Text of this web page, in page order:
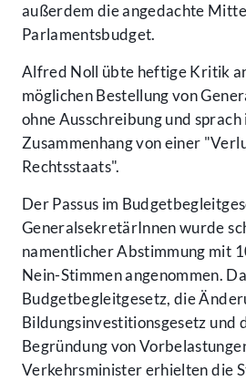
außerdem die angedachte
Parlamentsbudget.
Alfred Noll übte heftige Kritik
möglichen Bestellung von
ohne Ausschreibung und sprach
Zusammenhang von einer
Rechtsstaats".
Der Passus im
GeneralsekretärInnen wurde
namentlicher Abstimmung mit
Nein-Stimmen angenommen.
Budgetbegleitgesetz, die
Bildungsinvestitionsgesetz und
Begründung von
Verkehrsminister erhielten die